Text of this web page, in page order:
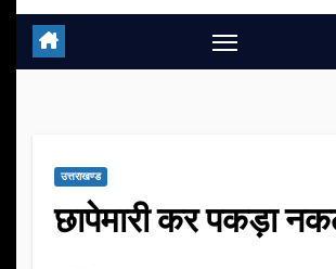
उत्तराखण्ड
छापेमारी कर पकड़ा